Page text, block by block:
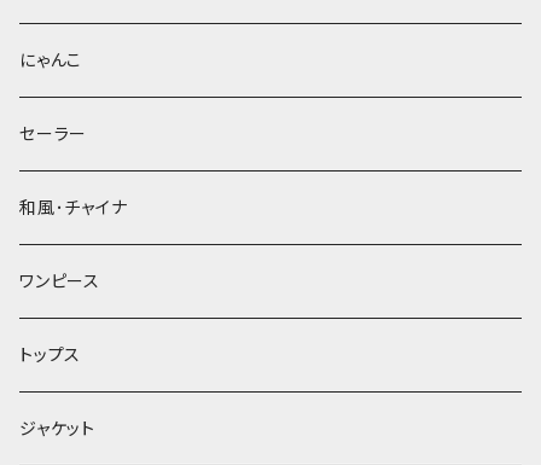
にゃんこ
セーラー
和風･チャイナ
ワンピース
トップス
ジャケット